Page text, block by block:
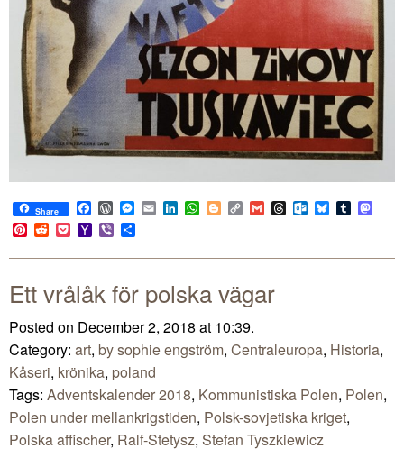
Share Facebook
WordPress
Messenger
EmailLinkedIn
WhatsApp
BloggerCopy
Link
GmailThreadsOutlook.com
BlueskyTumblr
Pinterest
RedditPocketYahoo
Mail
Viber
Ett vrålåk för polska vägar
Posted on December 2, 2018 at 10:39.
Category: art, by sophie engström, Centraleuropa, Historia,
Kåseri, krönika, poland
Tags: Adventskalender 2018, Kommunistiska Polen, Polen,
Polen under mellankrigstiden, Polsk-sovjetiska kriget,
Polska affischer, Ralf-Stetysz, Stefan Tyszkiewicz